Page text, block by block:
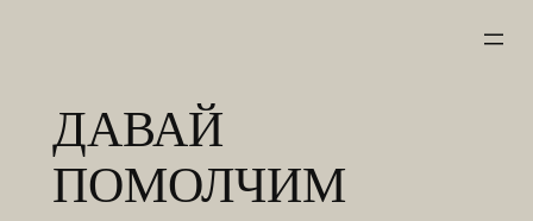
ДАВАЙ
ПОМОЛЧИМ